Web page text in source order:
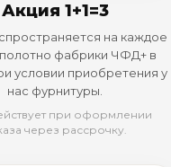
Акция 1+1=3
на каждое
фабрики ЧФД+ в
условии приобретения у
нас фурнитуры.
при оформлении
через рассрочку.